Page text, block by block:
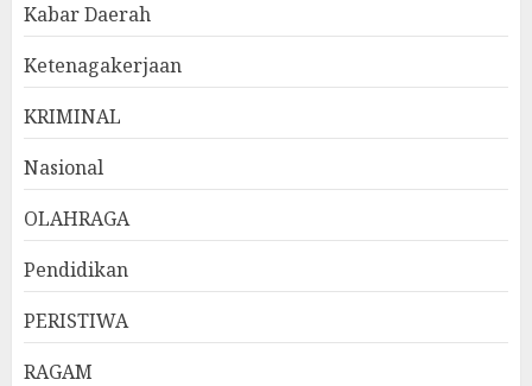
Kabar Daerah
Ketenagakerjaan
KRIMINAL
Nasional
OLAHRAGA
Pendidikan
PERISTIWA
RAGAM